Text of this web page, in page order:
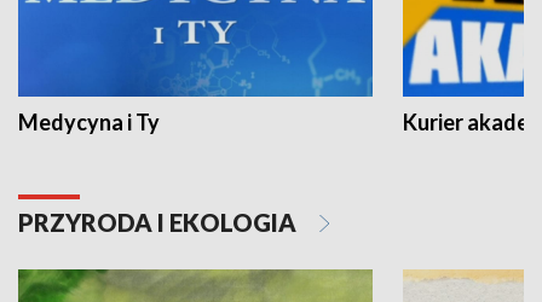
Medycyna i Ty Kurier
PRZYRODA I EKOLOGIA